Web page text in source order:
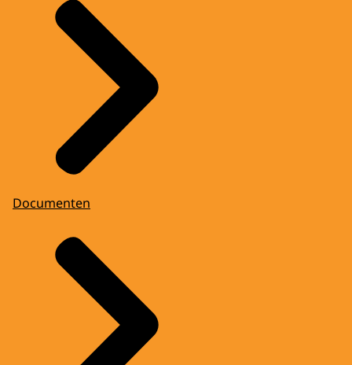
Documenten